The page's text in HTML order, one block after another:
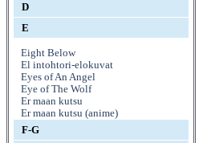
D
E
Eight Below
El intohtori-elokuvat
Eyes of An Angel
Eye of The Wolf
Er maan kutsu
Er maan kutsu (anime)
F-G